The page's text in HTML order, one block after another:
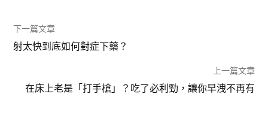
下一篇文章
射太快到底如何對症下藥？
上一篇文章
在床上老是「打手槍」？吃了必利勁，讓你早洩不再有